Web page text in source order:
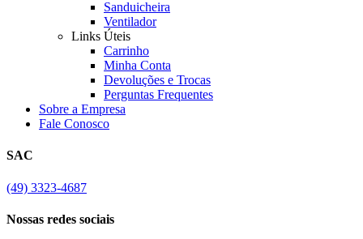
Sanduicheira
Ventilador
Links Úteis
Carrinho
Minha Conta
Devoluções e Trocas
Perguntas Frequentes
Sobre a Empresa
Fale Conosco
SAC
(49) 3323-4687
Nossas redes sociais